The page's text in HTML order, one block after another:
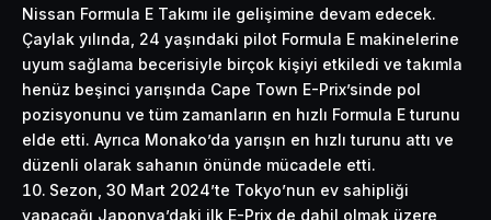
Nissan Formula E Takımı ile gelişimine devam edecek.
Çaylak yılında, 24 yaşındaki pilot Formula E makinelerine
uyum sağlama becerisiyle birçok kişiyi etkiledi ve takımla
henüz beşinci yarışında Cape Town E-Prix’sinde pol
pozisyonunu ve tüm zamanların en hızlı Formula E turunu
elde etti. Ayrıca Monako’da yarışın en hızlı turunu attı ve
düzenli olarak sahanın önünde mücadele etti.
Sezon, 30 Mart 2024’te Tokyo’nun ev sahipliği
yapacağı Japonya’daki ilk E-Prix de dahil olmak üzere